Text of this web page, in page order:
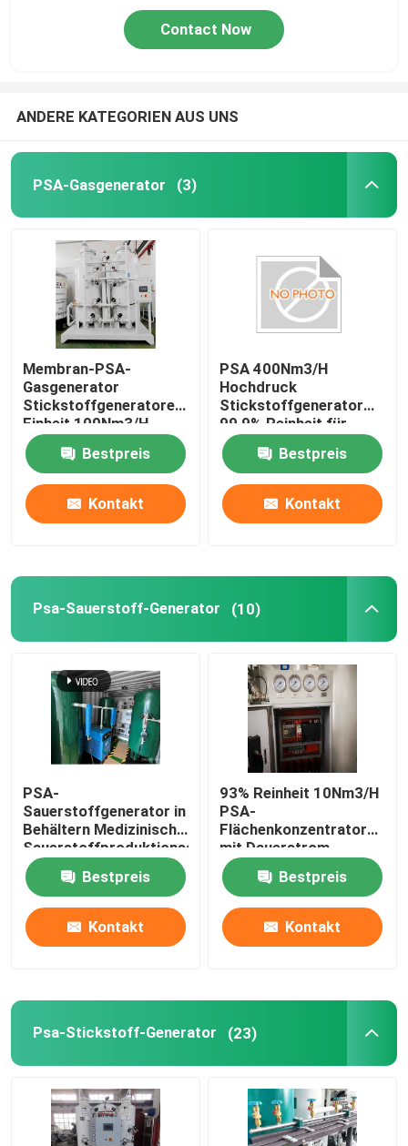
Startseite
Fabrik Tour
Contact Now
ANDERE KATEGORIEN AUS UNS
PSA-Gasgenerator (3)
Membran-PSA-
Gasgenerator
Stickstoffgeneratoren
Einheit 100Nm3/H,
Reinheit 99,9%
Bestpreis
Kontakt
PSA 400Nm3/H
Hochdruck
Stickstoffgenerator
99,9% Reinheit für
Lebensmittel,
Metallurgie, Chemie
Bestpreis
Kontakt
Psa-Sauerstoff-Generator (10)
PSA-
Sauerstoffgenerator in
Behältern Medizinische
Sauerstoffproduktionsanlage
Krankenhaus
Bestpreis
Kontakt
93% Reinheit 10Nm3/H
PSA-
Flächenkonzentrator
mit Dauerstrom
Bestpreis
Kontakt
Psa-Stickstoff-Generator (23)